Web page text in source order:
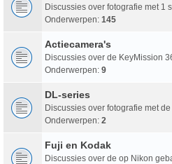
Discussies over fotografie met 1
Onderwerpen: 145
Actiecamera's
Discussies over de KeyMission
Onderwerpen: 9
DL-series
Discussies over fotografie met de
Onderwerpen: 2
Fuji en Kodak
Discussies over de op Nikon